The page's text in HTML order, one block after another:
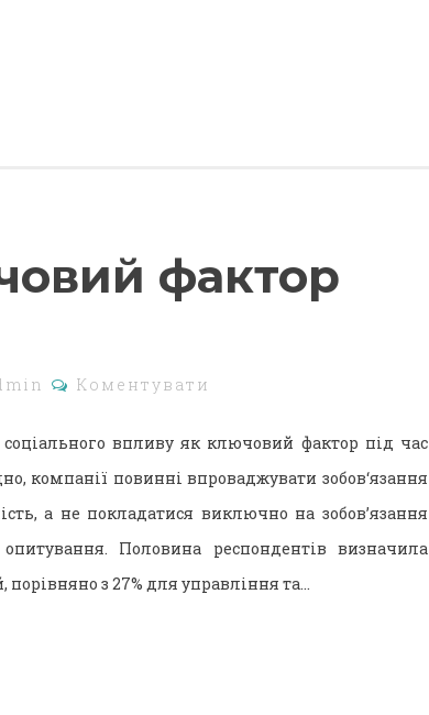
фактор
Коментувати
впливу як ключовий фактор під час
компанії повинні впроваджувати зобов‘язання
а не покладатися виключно на зобов’язання
Половина респондентів визначила
з 27% для управління та…